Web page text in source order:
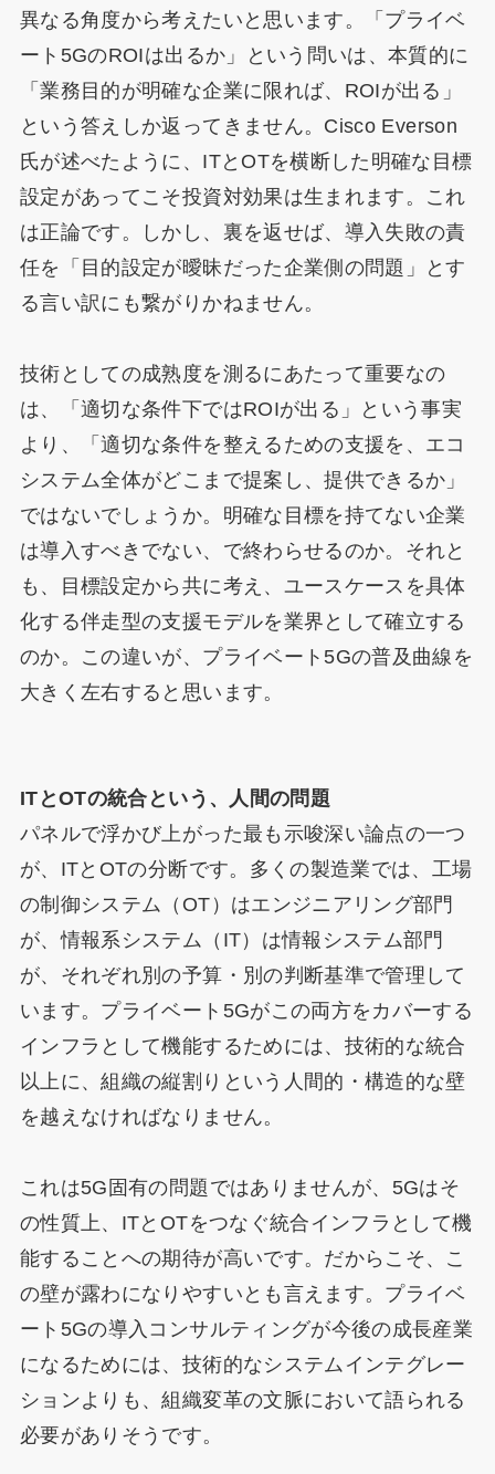
異なる角度から考えたいと思います。「プライベ
ート5GのROIは出るか」という問いは、本質的に
「業務目的が明確な企業に限れば、ROIが出る」
という答えしか返ってきません。Cisco Everson
氏が述べたように、ITとOTを横断した明確な目標
設定があってこそ投資対効果は生まれます。これ
は正論です。しかし、裏を返せば、導入失敗の責
任を「目的設定が曖昧だった企業側の問題」とす
る言い訳にも繋がりかねません。
技術としての成熟度を測るにあたって重要なの
は、「適切な条件下ではROIが出る」という事実
より、「適切な条件を整えるための支援を、エコ
システム全体がどこまで提案し、提供できるか」
ではないでしょうか。明確な目標を持てない企業
は導入すべきでない、で終わらせるのか。それと
も、目標設定から共に考え、ユースケースを具体
化する伴走型の支援モデルを業界として確立する
のか。この違いが、プライベート5Gの普及曲線を
大きく左右すると思います。
ITとOTの統合という、人間の問題
パネルで浮かび上がった最も示唆深い論点の一つ
が、ITとOTの分断です。多くの製造業では、工場
の制御システム（OT）はエンジニアリング部門
が、情報系システム（IT）は情報システム部門
が、それぞれ別の予算・別の判断基準で管理して
います。プライベート5Gがこの両方をカバーする
インフラとして機能するためには、技術的な統合
以上に、組織の縦割りという人間的・構造的な壁
を越えなければなりません。
これは5G固有の問題ではありませんが、5Gはそ
の性質上、ITとOTをつなぐ統合インフラとして機
能することへの期待が高いです。だからこそ、こ
の壁が露わになりやすいとも言えます。プライベ
ート5Gの導入コンサルティングが今後の成長産業
になるためには、技術的なシステムインテグレー
ションよりも、組織変革の文脈において語られる
必要がありそうです。